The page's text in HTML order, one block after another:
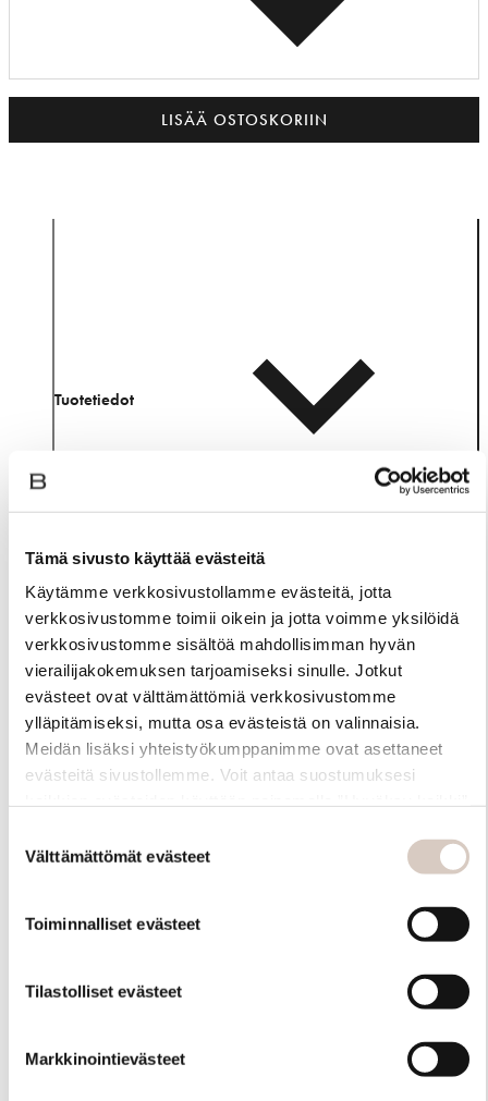
Tämä sivusto käyttää evästeitä
Käytämme verkkosivustollamme evästeitä, jotta
verkkosivustomme toimii oikein ja jotta voimme yksilöidä
verkkosivustomme sisältöä mahdollisimman hyvän
vierailijakokemuksen tarjoamiseksi sinulle. Jotkut
evästeet ovat välttämättömiä verkkosivustomme
ylläpitämiseksi, mutta osa evästeistä on valinnaisia.
Meidän lisäksi yhteistyökumppanimme ovat asettaneet
evästeitä sivustollemme. Voit antaa suostumuksesi
myöhemmin ”Evästeasetukset” -linkin kautta.
valinta
Välttämättömät evästeet
Toiminnalliset evästeet
Tilastolliset evästeet
Markkinointievästeet
LISÄÄ OSTOSKORIIN
Tuotetiedot
Materiaali